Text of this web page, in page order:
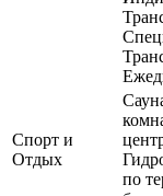
Спорт и
Отдых
по